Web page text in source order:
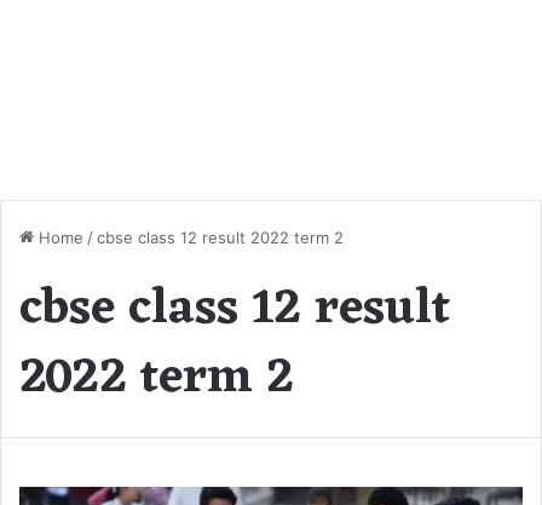
Home /cbse class 12 result 2022 term 2
cbse class 12 result
2022 term 2